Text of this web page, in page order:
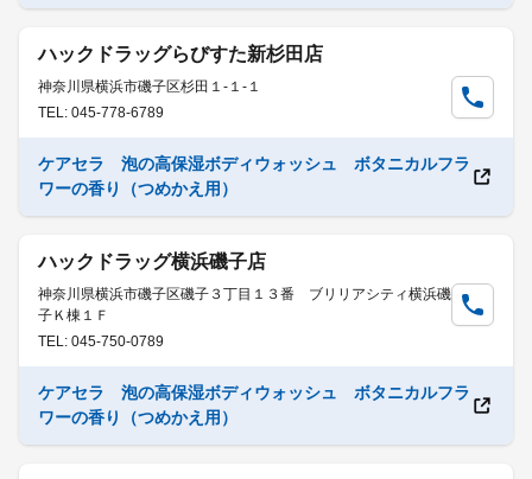
ハックドラッグらびすた新杉田店
神奈川県横浜市磯子区杉田１-１-１
TEL: 045-778-6789
ケアセラ 泡の高保湿ボディウォッシュ ボタニカルフラ
ワーの香り（つめかえ用）
ハックドラッグ横浜磯子店
神奈川県横浜市磯子区磯子３丁目１３番 ブリリアシティ横浜磯
子Ｋ棟１Ｆ
TEL: 045-750-0789
ケアセラ 泡の高保湿ボディウォッシュ ボタニカルフラ
ワーの香り（つめかえ用）